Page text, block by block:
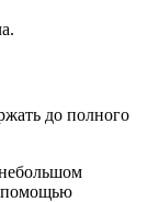
до полного
помощью